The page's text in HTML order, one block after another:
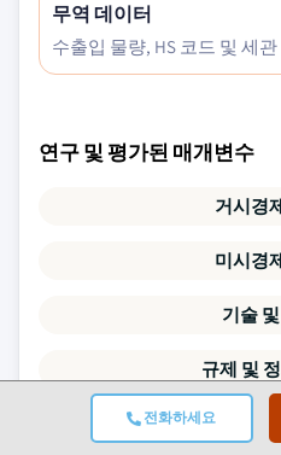
전화하세요
무역 데이터
수출입 물량, HS 코드 및 세
연구 및 평가된 매개변수
거시경
미시경
기술
규제 및
인구